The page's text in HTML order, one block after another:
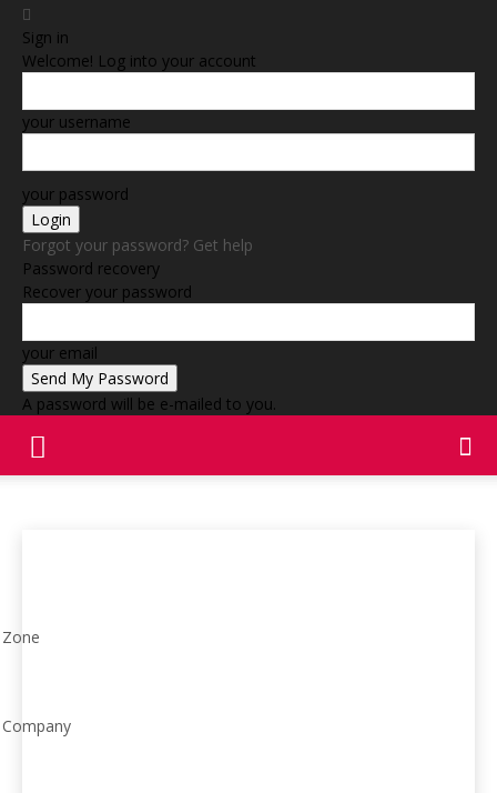
Sign in
Welcome! Log into your account
your username
your password
Forgot your password? Get help
Password recovery
Recover your password
your email
A password will be e-mailed to you.
Zone
Company
SPONSORERET INDHOLD